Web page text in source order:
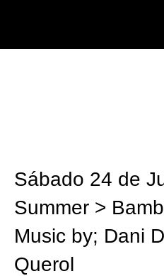
Sábado 24 de
Summer >
Music by; Dani
Querol